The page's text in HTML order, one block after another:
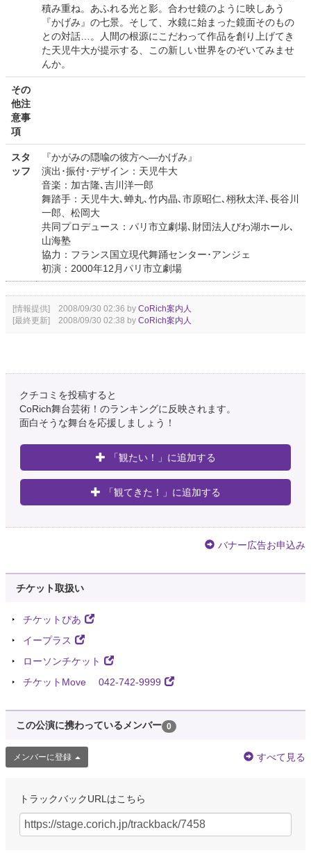
積み重ね。あふれる光と影。合わせ鏡のように映しあう
『かげみ』の七景。そして、水鏡に始まった鏡面そのもの
との対話…。人間の根源にこだわって作品を創り上げてき
た天児牛大が提示する、この新しい世界をのぞいてみませ
んか。
その
他注
意事
項
スタ
ッフ
『かがみの隠喩の彼方へ―かげみ』
演出･振付･デザイン：天児牛大
音楽：加古隆､吉川洋一郎
舞踏手：天児牛大､蝉丸､竹内晶､市原昭仁､栩秋太洋､長谷川
一郎、松岡大
共同プロデュース：パリ市立劇場､財団法人びわ湖ホール､
山海塾
協力：フランス国立現代舞踊センター･アンジェ
初演：2000年12月パリ市立劇場
[情報提供] 2008/09/30 02:36 by CoRich案内人
[最終更新] 2008/09/30 02:38 by CoRich案内人
クチコミを投稿すると
CoRich舞台芸術！のランキングに反映されます。
面白そうな舞台を応援しましょう！
「観たい！」に追加する
「観てきた！」に追加する
バナー広告お申込み
チケット取扱い
チケットぴあ
イープラス
ローソンチケット
チケットMove 042-742-9999
この公演に携わっているメンバー 0
メンバーに登録 すべて見る
トラックバックURLはこちら